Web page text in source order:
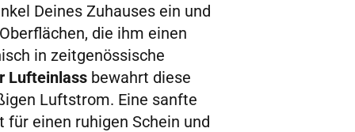
Deines Zuhauses ein und
die ihm einen
in zeitgenössische
Lufteinlass bewahrt diese
Luftstrom. Eine sanfte
für einen ruhigen Schein und